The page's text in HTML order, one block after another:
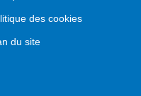
des cookies
du site